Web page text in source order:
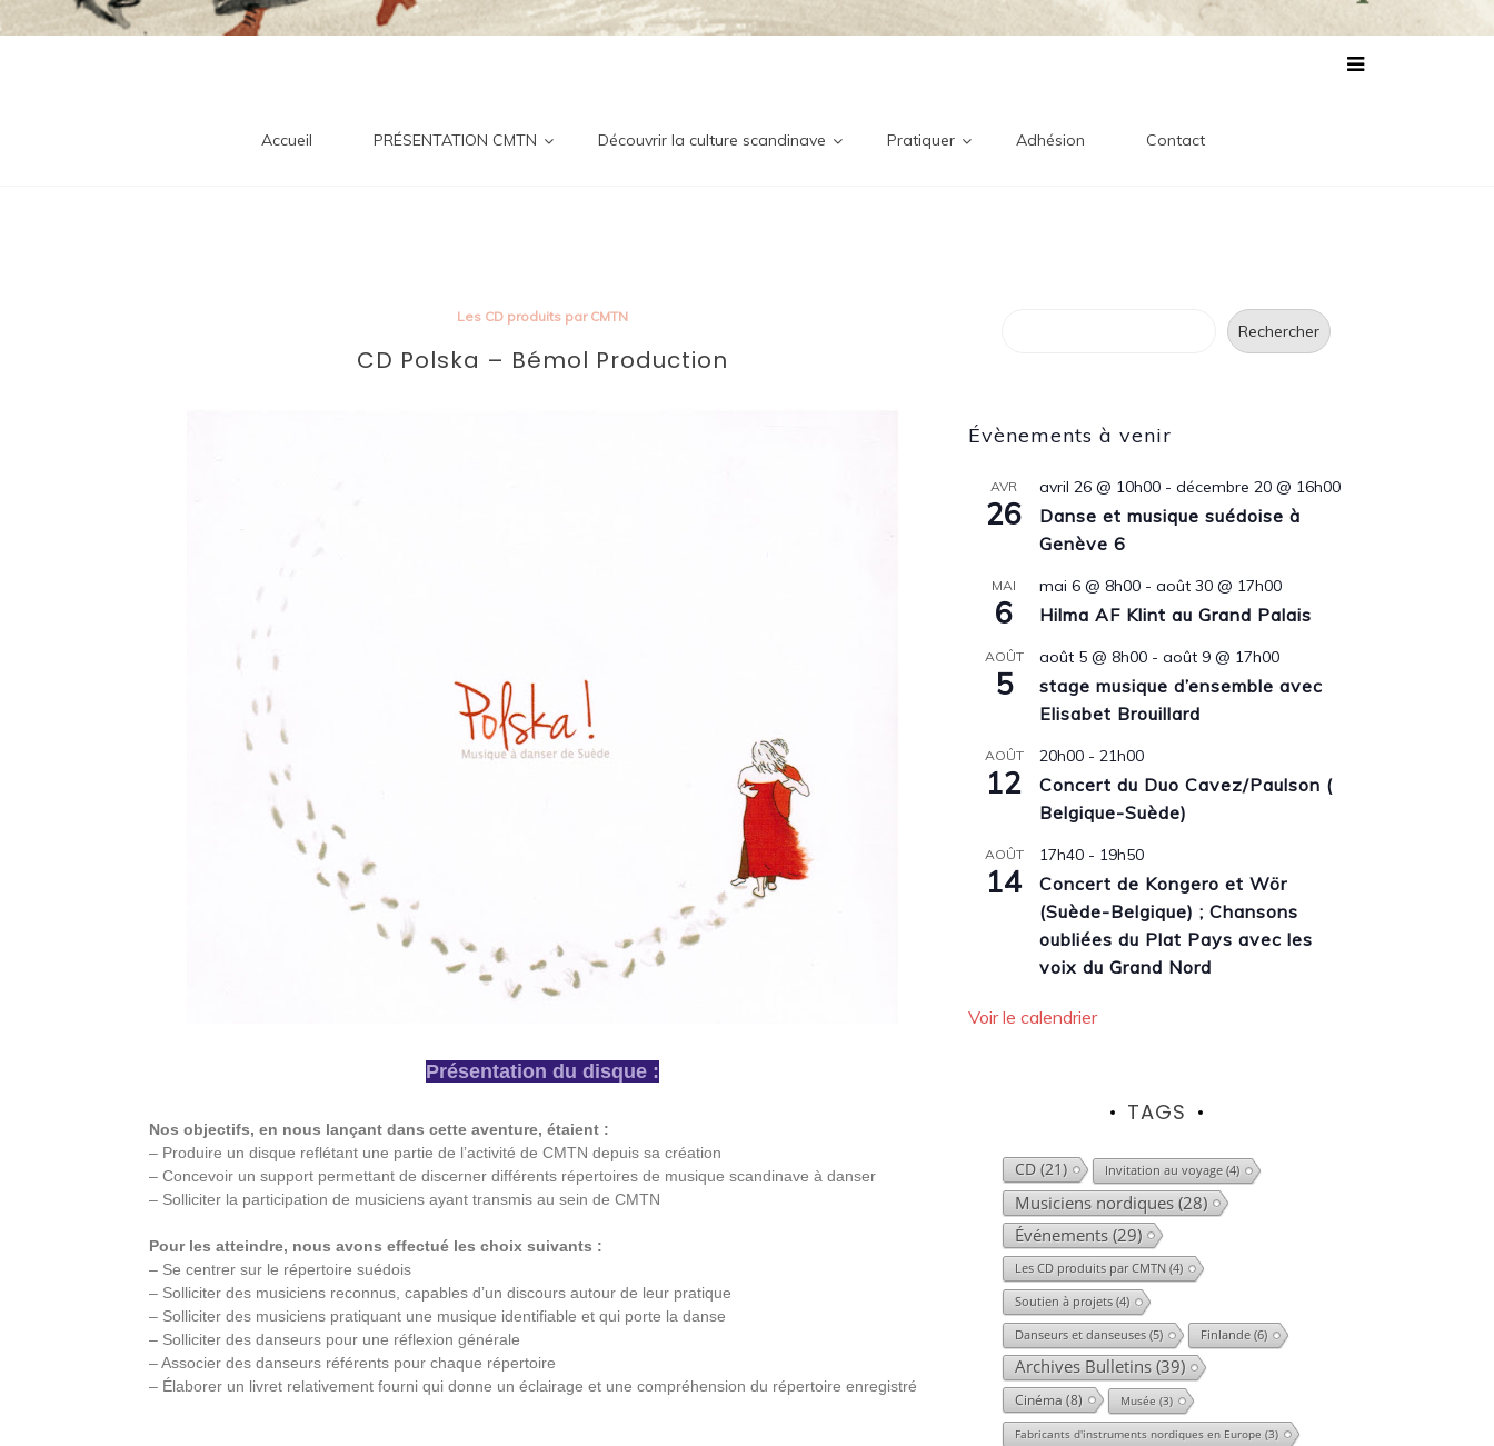
nordiques
Accueil PRÉSENTATION CMTN Découvrir la culture scandinave Pratiquer Adhésion Contact
Les CD produits par CMTN
CD Polska – Bémol Production
Présentation du disque :
Nos objectifs, en nous lançant dans cette aventure, étaient :
– Produire un disque reflétant une partie de lʼactivité de CMTN depuis sa création
– Concevoir un support permettant de discerner différents répertoires de musique scandinave à danser
– Solliciter la participation de musiciens ayant transmis au sein de CMTN
Pour les atteindre, nous avons effectué les choix suivants :
– Se centrer sur le répertoire suédois
– Solliciter des musiciens reconnus, capables dʼun discours autour de leur pratique
– Solliciter des musiciens pratiquant une musique identifiable et qui porte la danse
– Solliciter des danseurs pour une réflexion générale
– Associer des danseurs référents pour chaque répertoire
– Élaborer un livret relativement fourni qui donne un éclairage et une compréhension du répertoire enregistré
Rechercher
Évènements à venir
AVR
26
avril 26 @ 10h00 -décembre 20 @ 16h00
Danse et musique suédoise à
Genève 6
MAI
6
mai 6 @ 8h00 -août 30 @ 17h00
Hilma AF Klint au Grand Palais
AOÛT
5
août 5 @ 8h00 -août 9 @ 17h00
stage musique d’ensemble avec
Elisabet Brouillard
AOÛT
12
20h00 -21h00
Concert du Duo Cavez/Paulson (
Belgique-Suède)
AOÛT
14
17h40 - 19h50
Concert de Kongero et Wör
(Suède-Belgique) ; Chansons
oubliées du Plat Pays avec les
voix du Grand Nord
Voir le calendrier
TAGS
CD (21) Invitation au voyage (4)
Musiciens nordiques (28)
Événements (29)
Les CD produits par CMTN (4)
Soutien à projets (4)
Danseurs et danseuses (5) Finlande (6)
Archives Bulletins(39)
Cinéma (8) Musée (3)
Fabricants d'instruments nordiques en Europe (3)